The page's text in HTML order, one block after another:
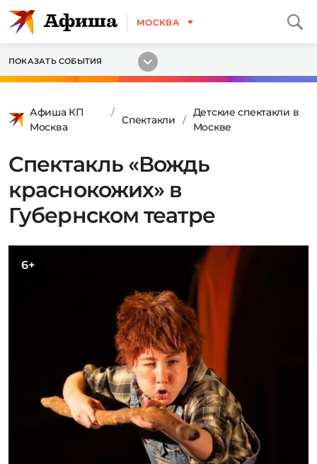
МОСКВА
ПОКАЗАТЬ СОБЫТИЯ
Афиша КП
Москва
Спектакли
Детские спектакли в
Москве
Спектакль «Вождь
краснокожих» в
Губернском театре
6+